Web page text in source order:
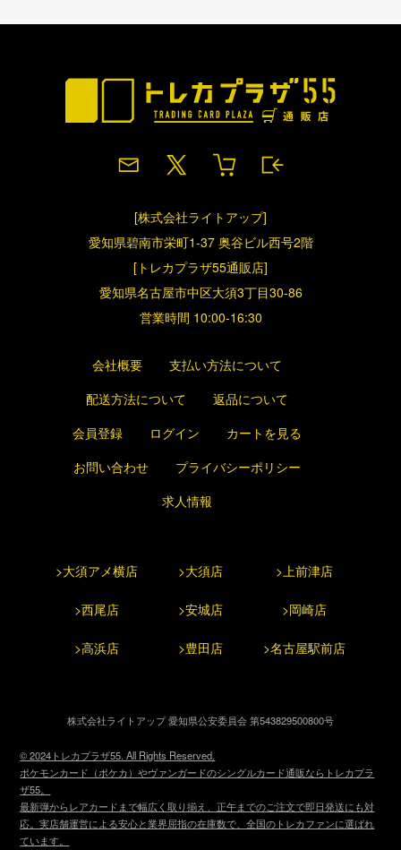
[株式会社ライトアップ]
愛知県碧南市栄町1-37 奥谷ビル西号2階
[トレカプラザ55通販店]
愛知県名古屋市中区大須3丁目30-86
営業時間 10:00-16:30
会社概要
支払い方法について
配送方法について
返品について
会員登録
ログイン
カートを見る
お問い合わせ
プライバシーポリシー
求人情報
>大須アメ横店 >大須店 >上前津店
>西尾店 >安城店 >岡崎店
>高浜店 >豊田店 >名古屋駅前店
株式会社ライトアップ 愛知県公安委員会 第543829500800号
© 2024トレカプラザ55. All Rights Reserved.
ポケモンカード（ポケカ）やヴァンガードのシングルカード通販ならトレカプラ
ザ55。
最新弾からレアカードまで幅広く取り揃え、正午までのご注文で即日発送にも対
応。実店舗運営による安心と業界屈指の在庫数で、全国のトレカファンに選ばれ
ています。